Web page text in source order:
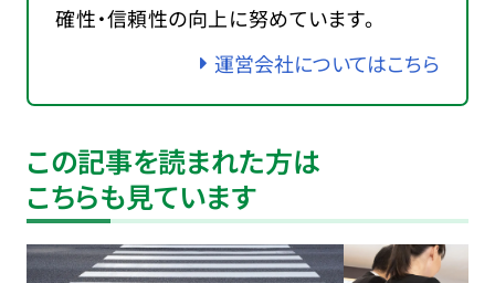
確性・信頼性の向上に努めています。
運営会社についてはこちら
この記事を読まれた方は
こちらも見ています